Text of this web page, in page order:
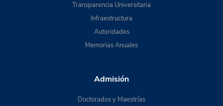
Transparencia Universitaria
Infraestructura
Autoridades
Memorias Anuales
Admisión
Doctorados y Maestrías